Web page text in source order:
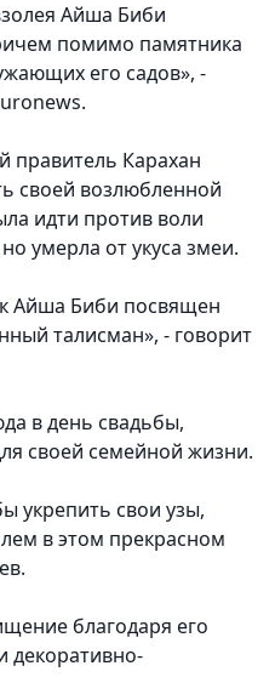
Айша Биби
помимо памятника
его садов», -
правитель Карахан
своей возлюбленной
идти против воли
умерла от укуса змеи.
Айша Биби посвящен
талисман», - говорит
в день свадьбы,
своей семейной жизни.
укрепить свои узы,
в этом прекрасном
благодаря его
декоративно-